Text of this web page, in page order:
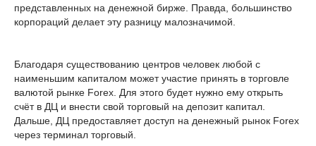
представленных на денежной бирже. Правда, большинство
корпораций делает эту разницу малозначимой.
Благодаря существованию центров человек любой с
наименьшим капиталом может участие принять в торговле
валютой рынке Forex. Для этого будет нужно ему открыть
счёт в ДЦ и внести свой торговый на депозит капитал.
Дальше, ДЦ предоставляет доступ на денежный рынок Forex
через терминал торговый.